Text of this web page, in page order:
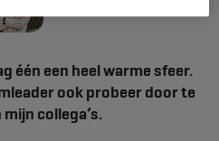
één een heel warme sfeer.
ook probeer door te
collega’s.